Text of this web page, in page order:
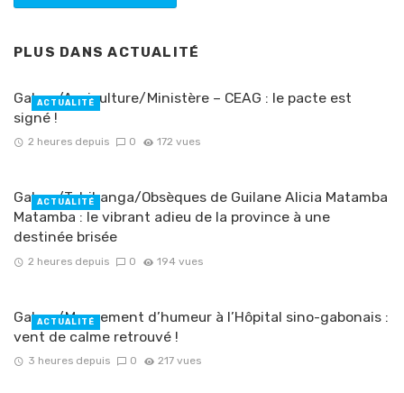
PLUS DANSACTUALITÉ
Gabon/Agriculture/Ministère – CEAG : le pacte est
signé !
2 heures depuis 0 172 vues
ACTUALITÉ
Gabon/Tchibanga/Obsèques de Guilane Alicia Matamba
Matamba : le vibrant adieu de la province à une
destinée brisée
2 heures depuis 0 194 vues
ACTUALITÉ
Gabon/Mouvement d’humeur à l’Hôpital sino-gabonais :
vent de calme retrouvé !
3 heures depuis 0 217 vues
ACTUALITÉ